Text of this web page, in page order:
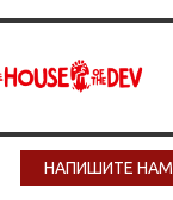
НАПИШИТЕ НАМ